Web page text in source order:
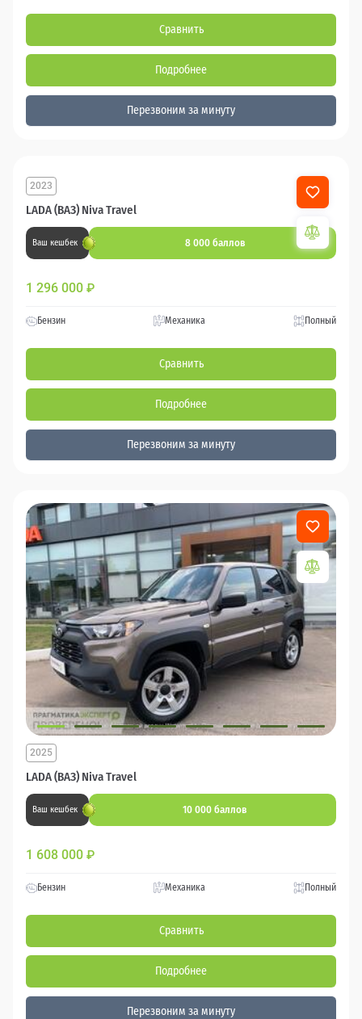
Сравнить
Подробнее
Перезвоним за минуту
LADA (ВАЗ) Niva Travel
2023
Ваш кешбек 8 000 баллов
1 296 000 ₽
Бензин Механика Полный
Сравнить
Подробнее
Перезвоним за минуту
LADA (ВАЗ) Niva Travel
2025
Ваш кешбек 10 000 баллов
1 608 000 ₽
Бензин Механика Полный
Сравнить
Подробнее
Перезвоним за минуту